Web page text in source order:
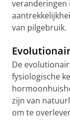
veranderingen
van pilgebruik.
De
fysiologische
zijn van
om te